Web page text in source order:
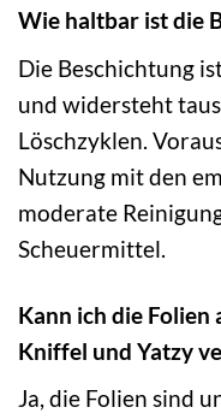
Wie haltbar ist die
Die Beschichtung
und widersteht
Löschzyklen.
Nutzung mit den
moderate
Scheuermittel.
Kann ich die Folien
Kniffel und Yatzy
Ja, die Folien sind